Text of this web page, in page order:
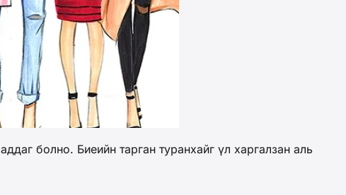
болно. Биеийн тарган туранхайг үл харгалзан аль